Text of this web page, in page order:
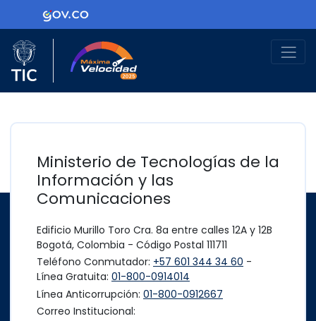
Ir al contenido principalLogo Gobierno de Colombia
Logo del Ministerio TIC
Ministerio de Tecnologías de la
Información y las
Comunicaciones
Edificio Murillo Toro Cra. 8a entre calles 12A y 12B
Bogotá, Colombia - Código Postal 111711
Teléfono Conmutador: +57 601 344 34 60 -
Línea Gratuita: 01-800-0914014
Línea Anticorrupción: 01-800-0912667
Correo Institucional: